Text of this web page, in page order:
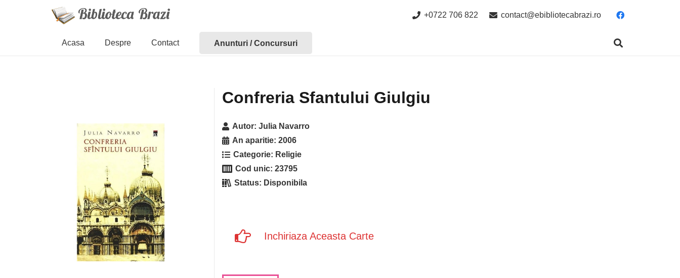
+0722 706 822 contact@ebibliotecabrazi.ro
Acasa Despre Contact Anunturi / Concursuri
Confreria Sfantului Giulgiu
Autor:Julia Navarro
An aparitie:2006
Categorie: Religie
Cod unic:23795
Status: Disponibila
Inchiriaza Aceasta Carte